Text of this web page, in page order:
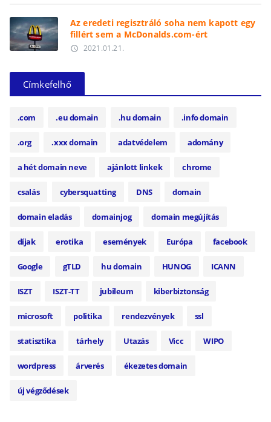
Az eredeti regisztráló soha nem kapott egy
fillért sem a McDonalds.com-ért
access_time 2021.01.21.
Címkefelhő
.com .eu domain .hu domain .info domain
.org .xxx domain adatvédelem adomány
a hét domain neve ajánlott linkek chrome
csalás cybersquatting DNS domain
domain eladás domainjog domain megújítás
díjak erotika események Európa facebook
Google gTLD hu domain HUNOG ICANN
ISZT ISZT-TT jubileum kiberbiztonság
microsoft politika rendezvények ssl
statisztika tárhely Utazás Vicc WIPO
wordpress árverés ékezetes domain
új végződések